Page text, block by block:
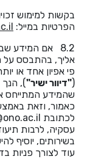
בקשות למימוש
הפרטיות במייל:
8.2 אם המידע
אליך, בהתבסס על
פי אפיון אחד או
("דיוור ישיר"), הנך
שהמידע המתייחס
כאמור, וזאת
עסקיה, לרבות
בשירותים, יוסיף
עוד לצורך פניות